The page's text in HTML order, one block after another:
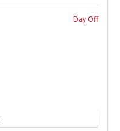
Day Off